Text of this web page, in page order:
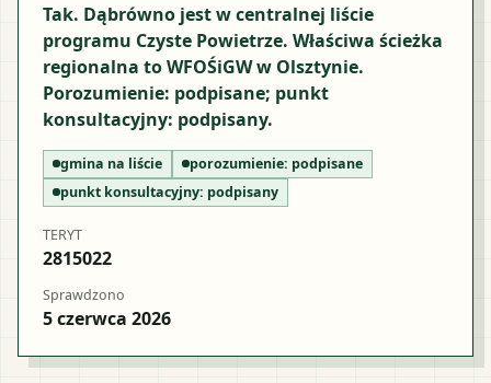
Tak. Dąbrówno jest w centralnej liście
programu Czyste Powietrze. Właściwa ścieżka
regionalna to WFOŚiGW w Olsztynie.
Porozumienie: podpisane; punkt
konsultacyjny: podpisany.
gmina na liście porozumienie: podpisane
punkt konsultacyjny: podpisany
TERYT
2815022
Sprawdzono
5 czerwca 2026